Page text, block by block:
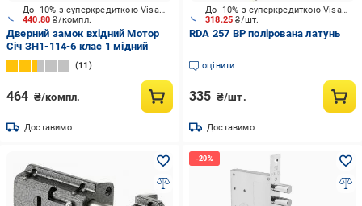
440.80₴/компл.
До -10% з суперкредиткою Visa Вигода
Дверний замок вхідний Мотор
Січ ЗН1-114-6 клас 1 мідний
11
464 ₴/компл.
Доставимо
318.25₴/шт.
До -10% з суперкредиткою Visa Вигода
RDA 257 BP полірована латунь
оцінити
335 ₴/шт.
Доставимо